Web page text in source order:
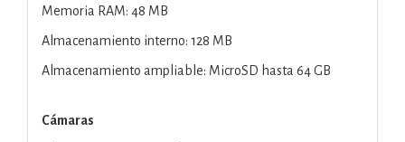
Memoria RAM: 48 MB
Almacenamiento interno: 128 MB
Almacenamiento ampliable: MicroSD hasta 64 GB
Cámaras